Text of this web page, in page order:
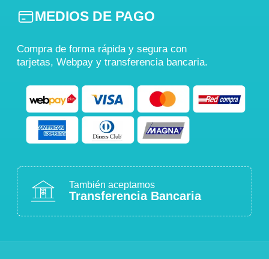
MEDIOS DE PAGO
Compra de forma rápida y segura con
tarjetas, Webpay y transferencia bancaria.
También aceptamos
Transferencia Bancaria